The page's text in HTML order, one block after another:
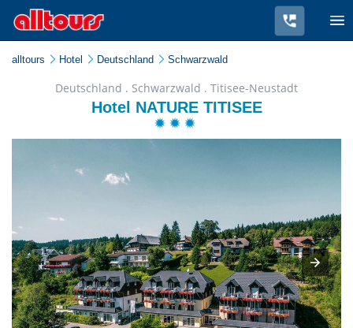
alltours Hotel Deutschland Schwarzwald
Deutschland . Schwarzwald . Titisee-Neustadt
Hotel NATURE TITISEE